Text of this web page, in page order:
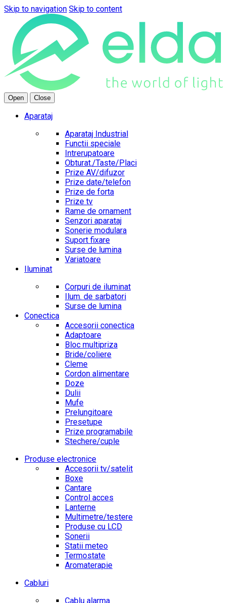
Skip to navigation Skip to content
Open Close
Aparataj
Aparataj Industrial
Functii speciale
Intrerupatoare
Obturat./Taste/Placi
Prize AV/difuzor
Prize date/telefon
Prize de forta
Prize tv
Rame de ornament
Senzori aparataj
Sonerie modulara
Suport fixare
Surse de lumina
Variatoare
Iluminat
Corpuri de iluminat
Ilum. de sarbatori
Surse de lumina
Conectica
Accesorii conectica
Adaptoare
Bloc multipriza
Bride/coliere
Cleme
Cordon alimentare
Doze
Dulii
Mufe
Prelungitoare
Presetupe
Prize programabile
Stechere/cuple
Produse electronice
Accesorii tv/satelit
Boxe
Cantare
Control acces
Lanterne
Multimetre/testere
Produse cu LCD
Sonerii
Statii meteo
Termostate
Aromaterapie
Cabluri
Cablu alarma